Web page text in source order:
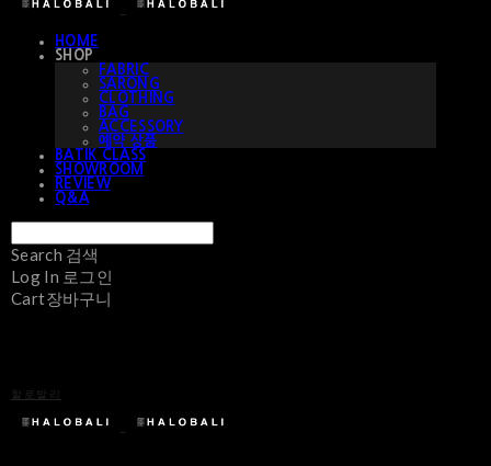
HOME
SHOP
FABRIC
SARONG
CLOTHING
BAG
ACCESSORY
예약 상품
BATIK CLASS
SHOWROOM
REVIEW
Q&A
Search 검색
Log In 로그인
Cart장바구니
할로발리